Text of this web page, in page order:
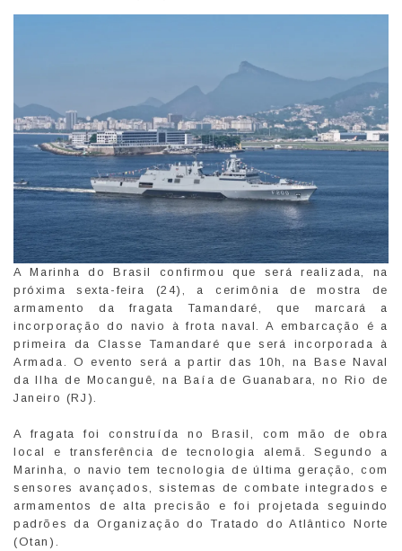
A Marinha do Brasil confirmou que será realizada, na
próxima sexta-feira (24), a cerimônia de mostra de
armamento da fragata Tamandaré, que marcará a
incorporação do navio à frota naval. A embarcação é a
primeira da Classe Tamandaré que será incorporada à
Armada. O evento será a partir das 10h, na Base Naval
da Ilha de Mocanguê, na Baía de Guanabara, no Rio de
Janeiro (RJ).
A fragata foi construída no Brasil, com mão de obra
local e transferência de tecnologia alemã. Segundo a
Marinha, o navio tem tecnologia de última geração, com
sensores avançados, sistemas de combate integrados e
armamentos de alta precisão e foi projetada seguindo
padrões da Organização do Tratado do Atlântico Norte
(Otan).